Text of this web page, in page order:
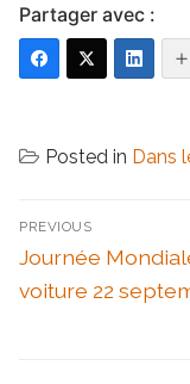
Partager avec :
Posted in Dans
Navigation
de
l’article
PREVIOUS
Previous
post:
Journée
voiture 22